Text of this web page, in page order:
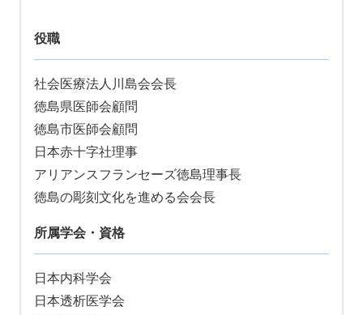
役職
社会医療法人川島会会長
徳島県医師会顧問
徳島市医師会顧問
日本赤十字社理事
アリアンスフランセーズ徳島理事長
徳島の彫刻文化を進める会会長
所属学会・資格
日本内科学会
日本透析医学会